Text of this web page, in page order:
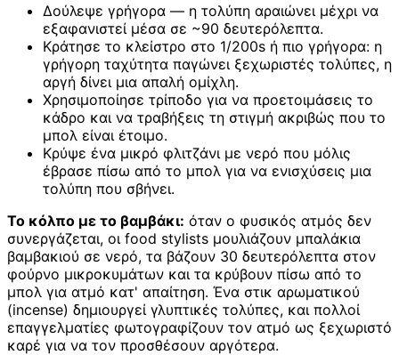
Δούλεψε γρήγορα — η τολύπη αραιώνει μέχρι να
εξαφανιστεί μέσα σε ~90 δευτερόλεπτα.
Κράτησε το κλείστρο στο 1/200s ή πιο γρήγορα: η
γρήγορη ταχύτητα παγώνει ξεχωριστές τολύπες, η
αργή δίνει μια απαλή ομίχλη.
Χρησιμοποίησε τρίποδο για να προετοιμάσεις το
κάδρο και να τραβήξεις τη στιγμή ακριβώς που το
μπολ είναι έτοιμο.
Κρύψε ένα μικρό φλιτζάνι με νερό που μόλις
έβρασε πίσω από το μπολ για να ενισχύσεις μια
τολύπη που σβήνει.
Το κόλπο με το βαμβάκι: όταν ο φυσικός ατμός δεν
συνεργάζεται, οι food stylists μουλιάζουν μπαλάκια
βαμβακιού σε νερό, τα βάζουν 30 δευτερόλεπτα στον
φούρνο μικροκυμάτων και τα κρύβουν πίσω από το
μπολ για ατμό κατ' απαίτηση. Ένα στικ αρωματικού
(incense) δημιουργεί γλυπτικές τολύπες, και πολλοί
επαγγελματίες φωτογραφίζουν τον ατμό ως ξεχωριστό
καρέ για να τον προσθέσουν αργότερα.